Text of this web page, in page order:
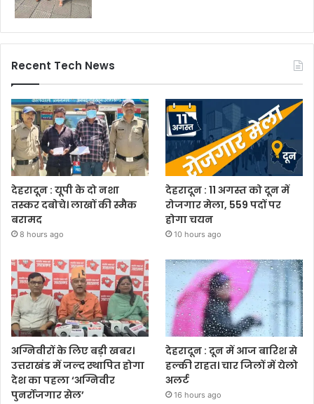
Recent Tech News
देहरादून : यूपी के दो नशा
तस्कर दबोचे। लाखों की स्मैक
बरामद
8 hours ago
देहरादून : 11 अगस्त को दून में
रोजगार मेला, 559 पदों पर
होगा चयन
10 hours ago
अग्निवीरों के लिए बड़ी खबर।
उत्तराखंड में जल्द स्थापित होगा
देश का पहला ‘अग्निवीर
पुनर्रोजगार सेल’
देहरादून : दून में आज बारिश से
हल्की राहत। चार जिलों में येलो
अलर्ट
16 hours ago